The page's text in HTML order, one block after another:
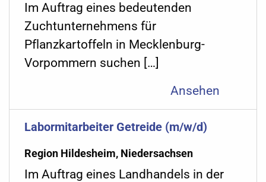
Im Auftrag eines bedeutenden
Zuchtunternehmens für
Pflanzkartoffeln in Mecklenburg-
Vorpommern suchen […]
Ansehen
Labormitarbeiter Getreide (m/w/d)
Region Hildesheim, Niedersachsen
Im Auftrag eines Landhandels in der